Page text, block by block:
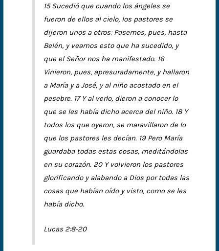
15 Sucedió que cuando los ángeles se
fueron de ellos al cielo, los pastores se
dijeron unos a otros: Pasemos, pues, hasta
Belén, y veamos esto que ha sucedido, y
que el Señor nos ha manifestado. 16
Vinieron, pues, apresuradamente, y hallaron
a María y a José, y al niño acostado en el
pesebre. 17 Y al verlo, dieron a conocer lo
que se les había dicho acerca del niño. 18 Y
todos los que oyeron, se maravillaron de lo
que los pastores les decían. 19 Pero María
guardaba todas estas cosas, meditándolas
en su corazón. 20 Y volvieron los pastores
glorificando y alabando a Dios por todas las
cosas que habían oído y visto, como se les
había dicho.
Lucas 2:8-20